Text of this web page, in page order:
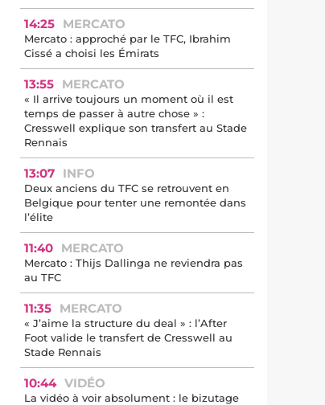
14:25 MERCATO
Mercato : approché par le TFC, Ibrahim
Cissé a choisi les Émirats
13:55 MERCATO
« Il arrive toujours un moment où il est
temps de passer à autre chose » :
Cresswell explique son transfert au Stade
Rennais
13:07 INFO
Deux anciens du TFC se retrouvent en
Belgique pour tenter une remontée dans
l’élite
11:40 MERCATO
Mercato : Thijs Dallinga ne reviendra pas
au TFC
11:35 MERCATO
« J’aime la structure du deal » : l’After
Foot valide le transfert de Cresswell au
Stade Rennais
10:44 VIDÉO
La vidéo à voir absolument : le bizutage